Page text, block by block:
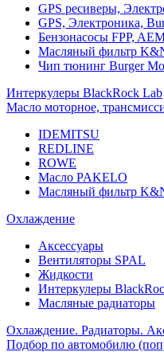
GPS ресиверы,
GPS, Электроника,
Бензонасосы FPP,
Масляный фильтр
Чип тюнинг Burger
Интеркулеры BlackRock Lab
Масло моторное,
IDEMITSU
REDLINE
ROWE
Масло PAKELO
Масляный фильтр
Охлаждение
Аксессуары
Вентиляторы SPAL
Жидкости
Интеркулеры
Масляные радиаторы
Охлаждение. Радиаторы.
Подбор по автомобилю